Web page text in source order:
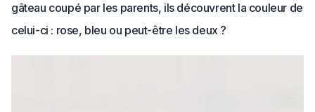
gâteau coupé par les parents, ils découvrent la couleur de
celui-ci : rose, bleu ou peut-être les deux ?